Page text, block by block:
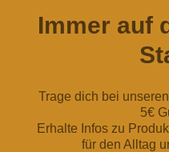
Immer auf
Trage dich bei
5€
Erhalte Infos zu
für den Alltag